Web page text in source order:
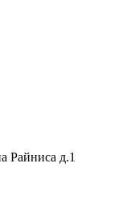
Райниса д.1